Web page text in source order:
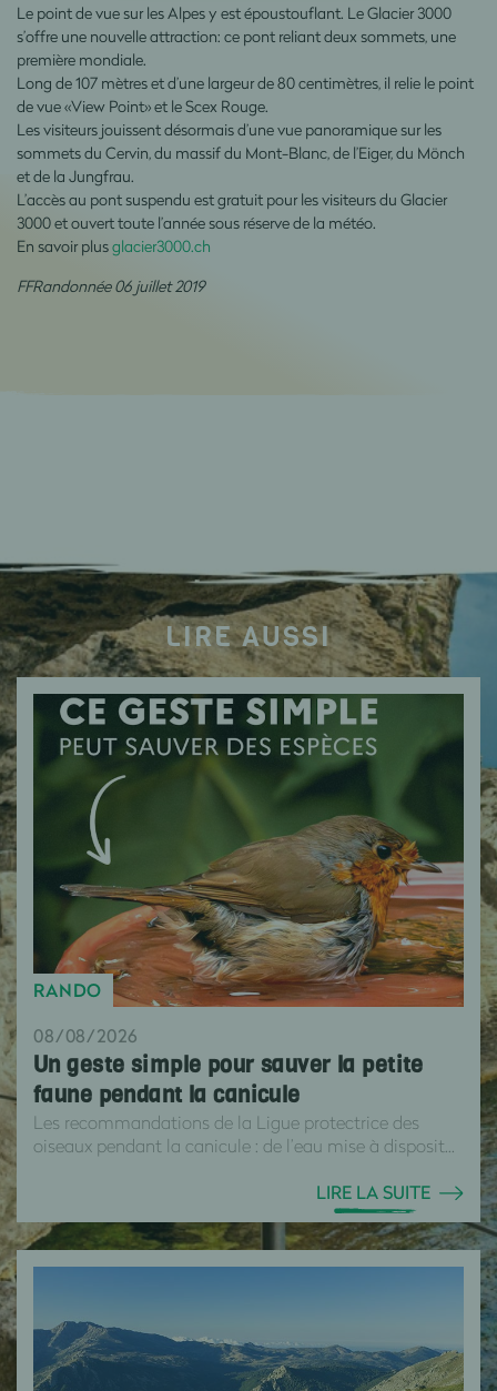
Le point de vue sur les Alpes y est époustouflant. Le Glacier 3000
s’offre une nouvelle attraction: ce pont reliant deux sommets, une
première mondiale.
Long de 107 mètres et d’une largeur de 80 centimètres, il relie le point
de vue «View Point» et le Scex Rouge.
Les visiteurs jouissent désormais d’une vue panoramique sur les
sommets du Cervin, du massif du Mont-Blanc, de l’Eiger, du Mönch
et de la Jungfrau.
L’accès au pont suspendu est gratuit pour les visiteurs du Glacier
3000 et ouvert toute l’année sous réserve de la météo.
En savoir plusglacier3000.ch
FFRandonnée 06 juillet2019
LIRE AUSSI
RANDO
08/08/2026
Un geste simple pour sauver la petite
faune pendant la canicule
Les recommandations de la Ligue protectrice des
oiseaux pendant la canicule : de l’eau mise à disposit...
LIRE LA SUITE